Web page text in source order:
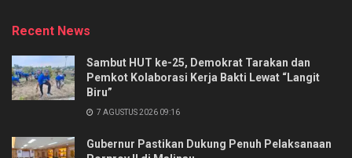
Recent News
Sambut HUT ke-25, Demokrat Tarakan dan
Pemkot Kolaborasi Kerja Bakti Lewat “Langit
Biru”
7 AGUSTUS 2026 09:16
Gubernur Pastikan Dukung Penuh Pelaksanaan